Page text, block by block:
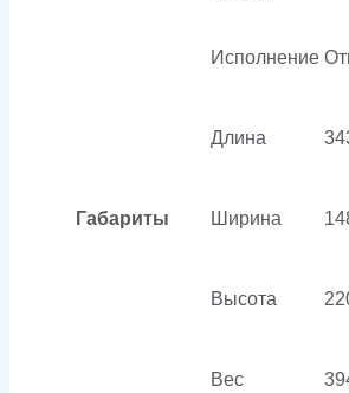
Габариты
Исполнение
Длина
Ширина
Высота
Вес